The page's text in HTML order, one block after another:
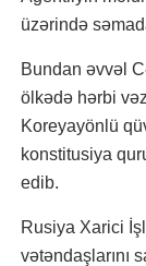
üzərində
Bundan əvvəl
ölkədə hərbi
Koreyayönlü
konstitusiya
edib.
Rusiya Xarici
vətəndaşlarını